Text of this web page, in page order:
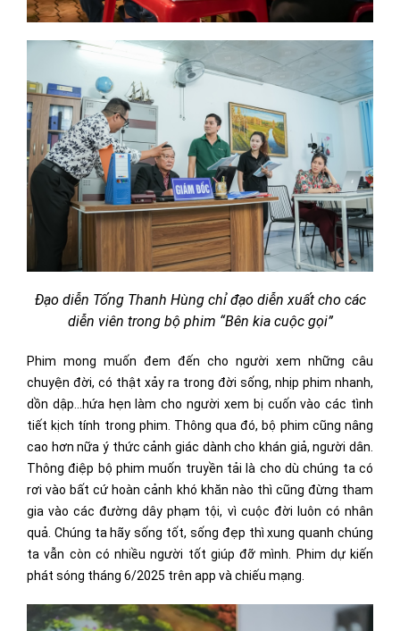
Đạo diễn Tống Thanh Hùng chỉ đạo diễn xuất cho các
diễn viên trong bộ phim “Bên kia cuộc gọi”
Phim mong muốn đem đến cho người xem những câu
chuyện đời, có thật xảy ra trong đời sống, nhịp phim nhanh,
dồn dập…hứa hẹn làm cho người xem bị cuốn vào các tình
tiết kịch tính trong phim. Thông qua đó, bộ phim cũng nâng
cao hơn nữa ý thức cảnh giác dành cho khán giả, người dân.
Thông điệp bộ phim muốn truyền tải là cho dù chúng ta có
rơi vào bất cứ hoàn cảnh khó khăn nào thì cũng đừng tham
gia vào các đường dây phạm tội, vì cuộc đời luôn có nhân
quả. Chúng ta hãy sống tốt, sống đẹp thì xung quanh chúng
ta vẫn còn có nhiều người tốt giúp đỡ mình. Phim dự kiến
phát sóng tháng 6/2025 trên app và chiếu mạng.